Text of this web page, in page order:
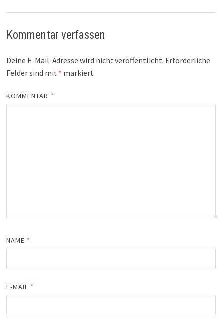
Kommentar verfassen
Deine E-Mail-Adresse wird nicht veröffentlicht. Erforderliche
Felder sind mit * markiert
KOMMENTAR *
NAME *
E-MAIL *